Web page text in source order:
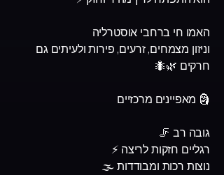
האמו חי ברחבי אוסטרליה
וניזון מצמחים, זרעים, פירות ולעיתים גם
חרקים 🌿🐜
🗿 מאפיינים מרכזיים
גובה רב 🦵
רגליים חזקות לריצה ⚡
נוצות רכות ומבודדות 🌫️